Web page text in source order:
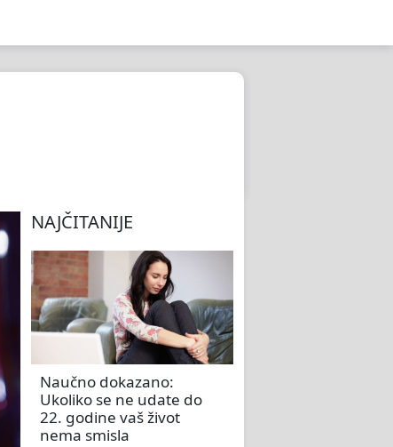
NAJČITANIJE
Naučno dokazano:
Ukoliko se ne udate do
22. godine vaš život
nema smisla